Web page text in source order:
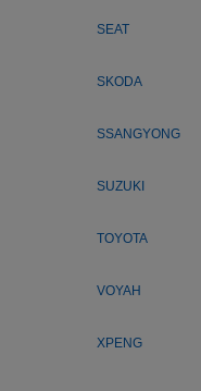
SEAT
SKODA
SSANGYONG
SUZUKI
TOYOTA
VOYAH
XPENG